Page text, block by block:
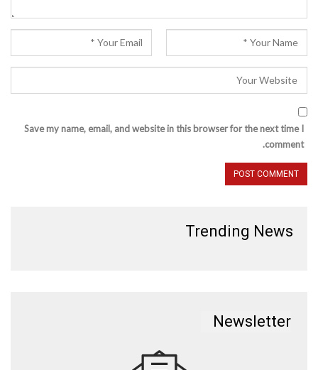
Save my name, email, and website in this browser for the next time I
comment.
Trending News
Newsletter